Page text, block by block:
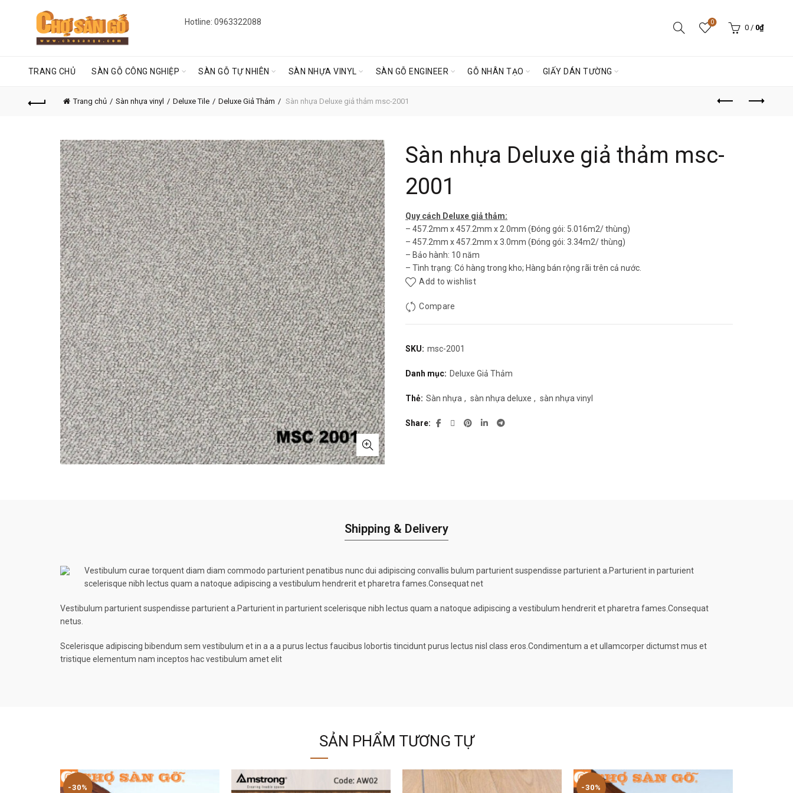
Hotline: 0963322088 0
0 / 0₫
TRANG CHỦ SÀN GỖ CÔNG NGHIỆP SÀN GỖ TỰ NHIÊN SÀN NHỰA VINYL SÀN GỖ ENGINEER GỖ NHÂN TẠO GIẤY DÁN TƯỜNG
Trang chủ Sàn nhựa vinyl Deluxe Tile Deluxe Giả Thảm Sàn nhựa Deluxe giả thảm msc-2001
Sàn nhựa Deluxe giả thảm msc-
2001
Quy cách Deluxe giả thảm:
– 457.2mm x 457.2mm x 2.0mm (Đóng gói: 5.016m2/ thùng)
– 457.2mm x 457.2mm x 3.0mm (Đóng gói: 3.34m2/ thùng)
– Bảo hành: 10 năm
– Tình trạng: Có hàng trong kho; Hàng bán rộng rãi trên cả nước.
Add to wishlist
Compare
SKU: msc-2001
Danh mục: Deluxe Giả Thảm
Thẻ: Sàn nhựa , sàn nhựa deluxe , sàn nhựa vinyl
Share
Shipping & Delivery
Vestibulum curae torquent diam diam commodo parturient penatibus nunc dui adipiscing convallis bulum parturient suspendisse parturient a.Parturient in parturient
scelerisque nibh lectus quam a natoque adipiscing a vestibulum hendrerit et pharetra fames.Consequat net
Vestibulum parturient suspendisse parturient a.Parturient in parturient scelerisque nibh lectus quam a natoque adipiscing a vestibulum hendrerit et pharetra fames.Consequat
netus.
Scelerisque adipiscing bibendum sem vestibulum et in a a a purus lectus faucibus lobortis tincidunt purus lectus nisl class eros.Condimentum a et ullamcorper dictumst mus et
tristique elementum nam inceptos hac vestibulum amet elit
SẢN PHẨM TƯƠNG TỰ
-30% -30%